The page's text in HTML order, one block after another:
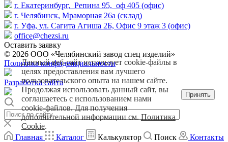
г. Екатеринбург, Репина 95, оф 405 (офис)
г. Челябинск, Мраморная 26а (склад)
г. Уфа, ул. Сагита Агиша 2Б, Офис 9 этаж 3 (офис)
office@chezsi.ru
Оставить заявку
© 2026 ООО «Челябинский завод спец изделий»
Политика конфиденциальности
Разработка сайта
Главная Каталог Калькулятор Поиск Контакты
Данный веб-сайт использует cookie-файлы в
целях предоставления вам лучшего
пользовательского опыта на нашем сайте.
Продолжая использовать данный сайт, вы
соглашаетесь с использованием нами
cookie-файлов. Для получения
дополнительной информации см. Политика
Cookie.
Принять